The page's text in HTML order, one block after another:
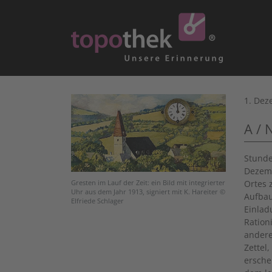
Gresten im Lauf der Zeit: ein Bild mit integrierter
Uhr aus dem Jahr 1913, signiert mit K. Hareiter ©
Elfriede Schlager
1.
A /
Ortes
Zettel,